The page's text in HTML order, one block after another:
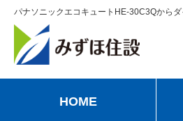
パナソニックエコキュートHE-30C3Qから
HOME